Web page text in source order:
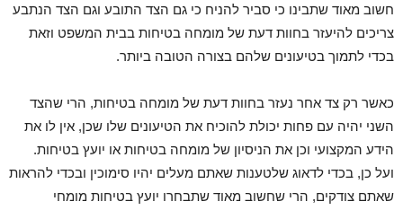
חשוב מאוד שתבינו כי סביר להניח כי גם הצד התובע וגם הצד הנתבע
צריכים להיעזר בחוות דעת של מומחה בטיחות בבית המשפט וזאת
בכדי לתמוך בטיעונים שלהם בצורה הטובה ביותר.
כאשר רק צד אחר נעזר בחוות דעת של מומחה בטיחות, הרי שהצד
השני יהיה עם פחות יכולת להוכיח את הטיעונים שלו שכן, אין לו את
הידע המקצועי וכן את הניסיון של מומחה בטיחות או יועץ בטיחות.
ועל כן, בכדי לדאוג שלטענות שאתם מעלים יהיו סימוכין ובכדי להראות
שאתם צודקים, הרי שחשוב מאוד שתבחרו יועץ בטיחות מומחי